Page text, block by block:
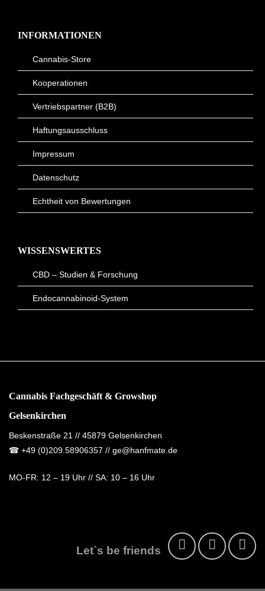
INFORMATIONEN
Cannabis-Store
Kooperationen
Vertriebspartner (B2B)
Haftungsausschluss
Impressum
Datenschutz
Echtheit von Bewertungen
WISSENSWERTES
CBD – Studien & Forschung
Endocannabinoid-System
Cannabis Fachgeschäft & Growshop
Gelsenkirchen
Beskenstraße 21 // 45879 Gelsenkirchen
☎ +49 (0)209.58906357 // ge@hanfmate.de
MO-FR: 12 – 19 Uhr // SA: 10 – 16 Uhr
Let`s be friends